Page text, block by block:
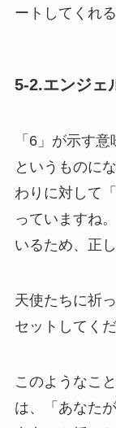
ートしてくれる
5-2.エンジェ
「6」が示す
というものに
わりに対して
っていますね
いるため、正
天使たちに祈
セットしてくだ
このようなこ
は、「あなた